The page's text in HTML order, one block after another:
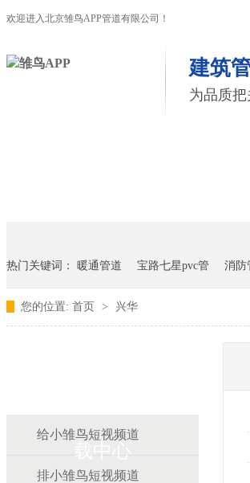
欢迎进入北京雏鸟APP管道有限公司！
建筑
为品质把
热门关键词： 暖通管道 宝路七星pvc管 消防
您的位置: 首页 > 兴华
载中心
给小雏鸟短视频道
排小雏鸟短视频道